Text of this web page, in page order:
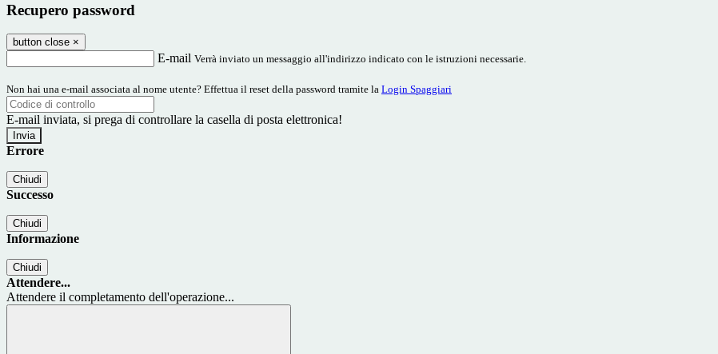
Recupero password
button close ×
E-mail Verrà inviato un messaggio all'indirizzo indicato con le istruzioni necessarie.
Non hai una e-mail associata al nome utente? Effettua il reset della password tramite la Login Spaggiari
E-mail inviata, si prega di controllare la casella di posta elettronica!
Errore
Chiudi
Successo
Chiudi
Informazione
Chiudi
Attendere...
Attendere il completamento dell'operazione...